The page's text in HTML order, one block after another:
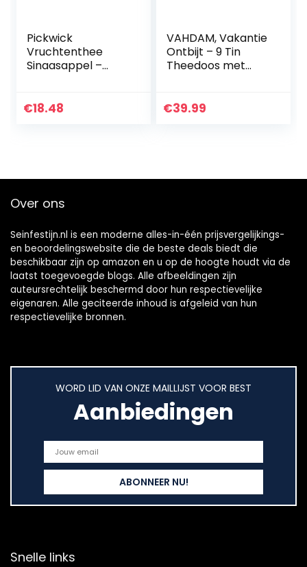
Pickwick
Vruchtenthee
Sinaasappel –
tjes (240
€18.48
VAHDAM, Vakantie
Ontbijt – 9 Tin
Theedoos met
Luxe
€39.99
Over ons
Seinfestijn.nl is een moderne alles-in-één prijsvergelijkings-
en beoordelingswebsite die de beste deals biedt die
beschikbaar zijn op amazon en u op de hoogte houdt via de
laatst toegevoegde blogs. Alle afbeeldingen zijn
auteursrechtelijk beschermd door hun respectievelijke
eigenaren. Alle geciteerde inhoud is afgeleid van hun
respectievelijke bronnen.
WORD LID VAN ONZE MAILLIJST VOOR BEST
Aanbiedingen
Snelle links